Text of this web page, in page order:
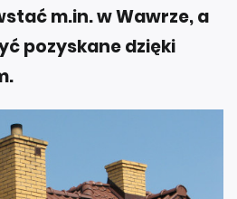
m.in. w Wawrze, a
pozyskane dzięki